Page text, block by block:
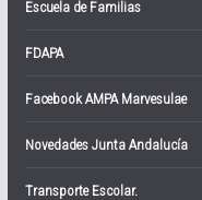
Escuela de Familias
FDAPA
Facebook AMPA Marvesulae
Novedades Junta Andalucía
Transporte Escolar.